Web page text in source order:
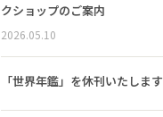
クショップのご案内
2026.05.10
「世界年鑑」を休刊いたします